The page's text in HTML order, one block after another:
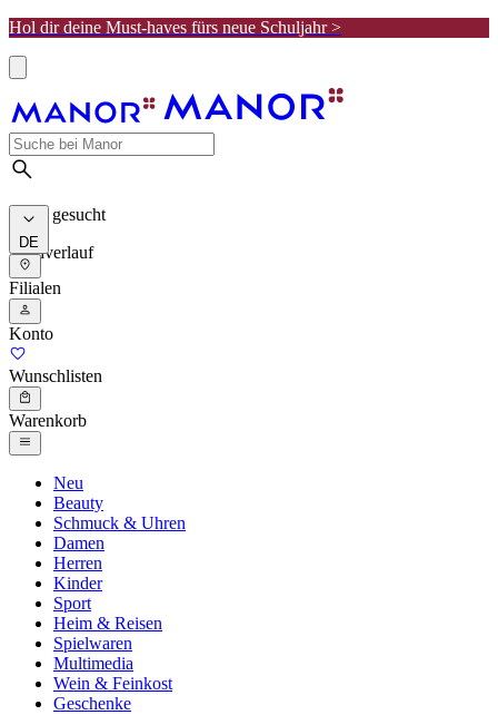
Hol dir deine Must-haves fürs neue Schuljahr >
Meist gesucht
Suchverlauf
DE
Filialen
Konto
Wunschlisten
Warenkorb
Neu
Beauty
Schmuck & Uhren
Damen
Herren
Kinder
Sport
Heim & Reisen
Spielwaren
Multimedia
Wein & Feinkost
Geschenke